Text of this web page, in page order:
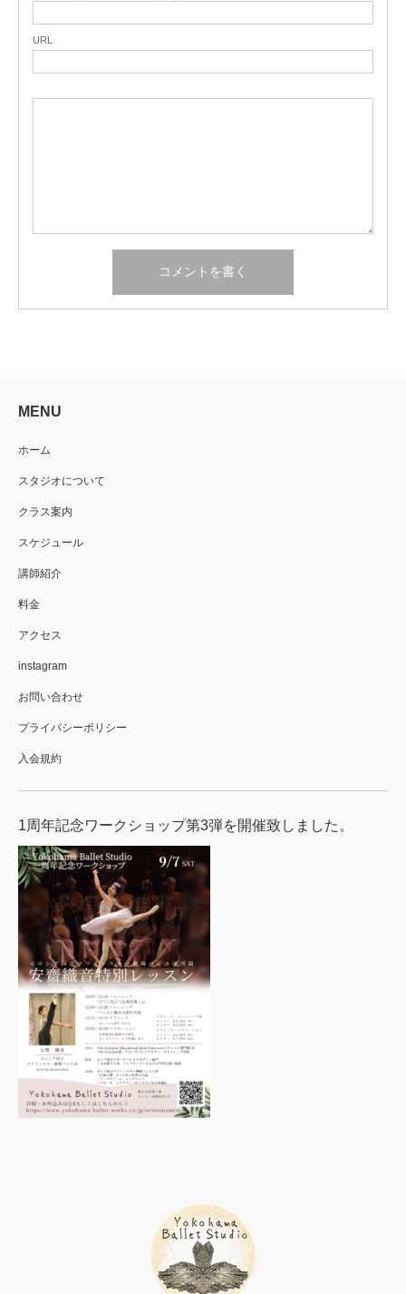
URL
MENU
ホーム
スタジオについて
クラス案内
スケジュール
講師紹介
料金
アクセス
instagram
お問い合わせ
プライバシーポリシー
入会規約
1周年記念ワークショップ第3弾を開催致しました。